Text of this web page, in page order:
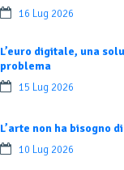
16 Lug 2026
L’euro digitale, una
problema
15 Lug 2026
L’arte non ha bisogno
10 Lug 2026